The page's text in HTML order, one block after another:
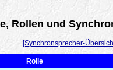
Rollen und
[Synchronsprecher-
Rolle